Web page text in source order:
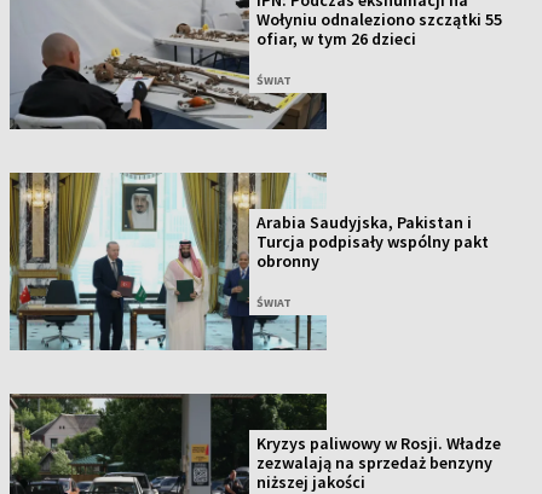
Wołyniu odnaleziono szczątki 55
ofiar, w tym 26 dzieci
ŚWIAT
Arabia Saudyjska, Pakistan i
Turcja podpisały wspólny pakt
obronny
ŚWIAT
Kryzys paliwowy w Rosji. Władze
zezwalają na sprzedaż benzyny
niższej jakości